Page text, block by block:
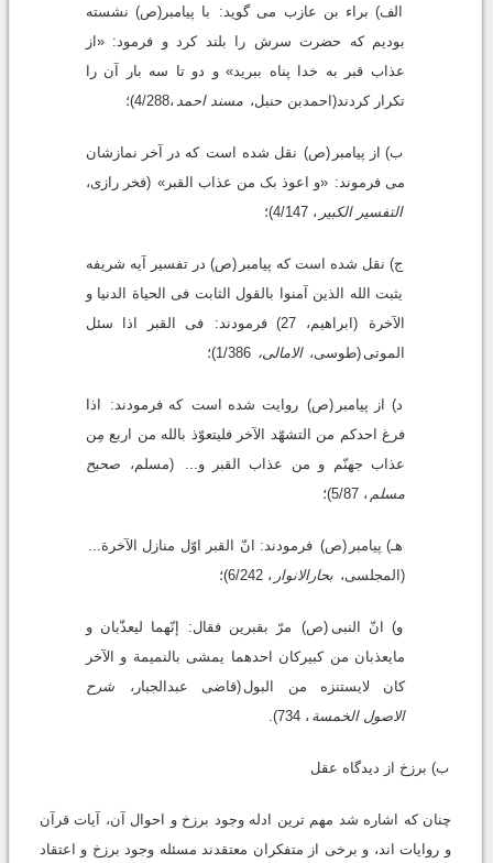
الف) براء بن عازب مى گوید:
با پیامبر(ص) نشسته
بودیم که حضرت سرش را بلند کرد و فرمود: «از
عذاب قبر به خدا پناه ببرید» و دو تا سه بار آن را
تکرار کردند(احمدبن حنبل، مسند احمد ،4/288)؛
ب) از پیامبر (ص) نقل شده است که در آخر نمازشان
مى فرموند: «و اعوذ بک من عذاب القبر» (فخر رازى،
التفسیر الکبیر ، 4/147)؛
ج) نقل شده است که پیامبر (ص) در تفسیر آیه شریفه
یثبت الله الذین آمنوا بالقول الثابت فى الحیاة الدنیا و
الآخرة
(ابراهیم، 27) فرمودند:
فى القبر اذا سئل
الموتی (طوسى، الامالى،
د) از پیامبر (ص) روایت شده است که فرمودند:
اذا
فرغ احدکم من التشهّد الآخر فلیتعوّذ بالله من اربع مِن
عذاب جهنّم و من عذاب القبر و...
(مسلم،
صحیح
مسلم ، 5/87)؛
هـ) پیامبر (ص) فرمودند: انّ القبر اوّل منازل الآخرة...
(المجلسى، بحارالانوار ، 6/242)؛
و) انّ النبی (ص)
مرّ بقبرین فقال: إنّهما لیعذّبان و
مایعذبان من کبیرکان احدهما یمشى بالنمیمة و الآخر
کان لایستنزه من البول (قاضى عبدالجبار،
شرح
الاصول الخمسة ، 734).
ب) برزخ از دیدگاه عقل
چنان که اشاره شد مهم ترین ادله وجود برزخ و احوال آن، آیات قرآن
و روایات اند، و برخى از متفکران معتقدند مسئله وجود برزخ و اعتقاد